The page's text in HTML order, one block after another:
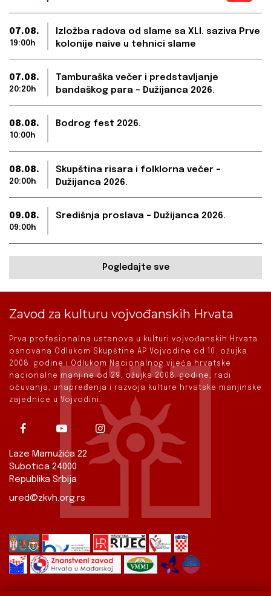
07.08.
19:00h
Izložba radova od slame sa XLI. saziva Prve
kolonije naive u tehnici slame
07.08.
20:20h
Tamburaška večer i predstavljanje
bandaškog para – Dužijanca 2026.
08.08.
10:00h
Bodrog fest 2026.
08.08.
20:00h
Skupština risara i folklorna večer –
Dužijanca 2026.
09.08.
09:00h
Središnja proslava – Dužijanca 2026.
Pogledajte sve
Zavod za kulturu vojvođanskih Hrvata
Prva profesionalna ustanova u kulturi vojvođanskih Hrvata
osnovana Odlukom Skupštine AP Vojvodine od 10. ožujka
2008. godine i Odlukom Nacionalnog vijeća hrvatske
nacionalne manjine od 29. ožujka 2008. godine, radi
očuvanja, unapređenja i razvoja kulture hrvatske manjinske
zajednice u Vojvodini.
Laze Mamužića 22
Subotica 24000
Republika Srbija
ured@zkvh.org.rs